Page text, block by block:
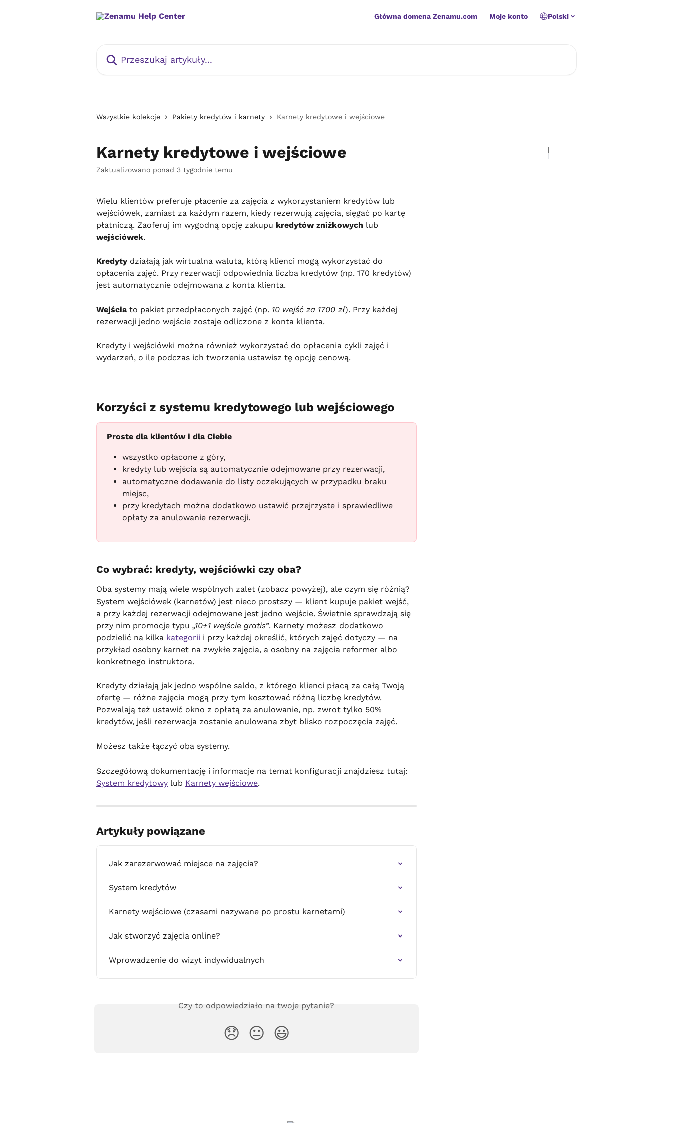
Główna domena Zenamu.com Moje konto Polski
Wszystkie kolekcje Pakiety kredytów i karnety Karnety kredytowe i wejściowe
Karnety kredytowe i wejściowe
Zaktualizowano ponad 3 tygodnie temu
Wielu klientów preferuje płacenie za zajęcia z wykorzystaniem kredytów lub
wejściówek, zamiast za każdym razem, kiedy rezerwują zajęcia, sięgać po kartę
płatniczą. Zaoferuj im wygodną opcję zakupu kredytów zniżkowych lub
wejściówek.
Kredyty działają jak wirtualna waluta, którą klienci mogą wykorzystać do
opłacenia zajęć. Przy rezerwacji odpowiednia liczba kredytów (np. 170 kredytów)
jest automatycznie odejmowana z konta klienta.
Wejścia to pakiet przedpłaconych zajęć (np. 10 wejść za 1700 zł). Przy każdej
rezerwacji jedno wejście zostaje odliczone z konta klienta.
Kredyty i wejściówki można również wykorzystać do opłacenia cykli zajęć i
wydarzeń, o ile podczas ich tworzenia ustawisz tę opcję cenową.
Korzyści z systemu kredytowego lub wejściowego
Proste dla klientów i dla Ciebie
wszystko opłacone z góry,
kredyty lub wejścia są automatycznie odejmowane przy rezerwacji,
automatyczne dodawanie do listy oczekujących w przypadku braku
miejsc,
przy kredytach można dodatkowo ustawić przejrzyste i sprawiedliwe
opłaty za anulowanie rezerwacji.
Co wybrać: kredyty, wejściówki czy oba?
Oba systemy mają wiele wspólnych zalet (zobacz powyżej), ale czym się różnią?
System wejściówek (karnetów) jest nieco prostszy — klient kupuje pakiet wejść,
a przy każdej rezerwacji odejmowane jest jedno wejście. Świetnie sprawdzają się
przy nim promocje typu „10+1 wejście gratis”. Karnety możesz dodatkowo
podzielić na kilka kategorii i przy każdej określić, których zajęć dotyczy — na
przykład osobny karnet na zwykłe zajęcia, a osobny na zajęcia reformer albo
konkretnego instruktora.
Kredyty działają jak jedno wspólne saldo, z którego klienci płacą za całą Twoją
ofertę — różne zajęcia mogą przy tym kosztować różną liczbę kredytów.
Pozwalają też ustawić okno z opłatą za anulowanie, np. zwrot tylko 50%
kredytów, jeśli rezerwacja zostanie anulowana zbyt blisko rozpoczęcia zajęć.
Możesz także łączyć oba systemy.
Szczegółową dokumentację i informacje na temat konfiguracji znajdziesz tutaj:
System kredytowy lub Karnety wejściowe.
Artykuły powiązane
Jak zarezerwować miejsce na zajęcia?
System kredytów
Karnety wejściowe (czasami nazywane po prostu karnetami)
Jak stworzyć zajęcia online?
Wprowadzenie do wizyt indywidualnych
Czy to odpowiedziało na twoje pytanie?
😞 😐 😃